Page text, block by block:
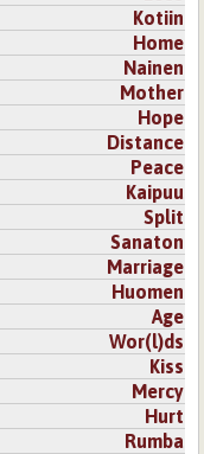
Kotiin
Home
Nainen
Mother
Hope
Distance
Peace
Kaipuu
Split
Sanaton
Marriage
Huomen
Age
Wor(l)ds
Kiss
Mercy
Hurt
Rumba